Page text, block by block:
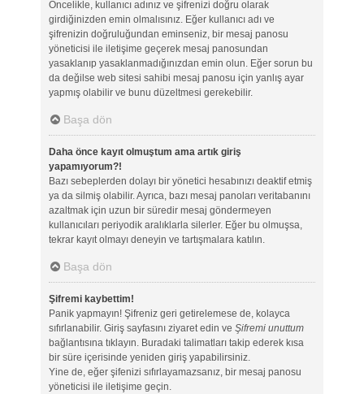
Öncelikle, kullanıcı adınız ve şifrenizi doğru olarak
girdiğinizden emin olmalısınız. Eğer kullanıcı adı ve
şifrenizin doğruluğundan eminseniz, bir mesaj panosu
yöneticisi ile iletişime geçerek mesaj panosundan
yasaklanıp yasaklanmadığınızdan emin olun. Eğer sorun bu
da değilse web sitesi sahibi mesaj panosu için yanlış ayar
yapmış olabilir ve bunu düzeltmesi gerekebilir.
Başa dön
Daha önce kayıt olmuştum ama artık giriş
yapamıyorum?!
Bazı sebeplerden dolayı bir yönetici hesabınızı deaktif etmiş
ya da silmiş olabilir. Ayrıca, bazı mesaj panoları veritabanını
azaltmak için uzun bir süredir mesaj göndermeyen
kullanıcıları periyodik aralıklarla silerler. Eğer bu olmuşsa,
tekrar kayıt olmayı deneyin ve tartışmalara katılın.
Başa dön
Şifremi kaybettim!
Panik yapmayın! Şifreniz geri getirelemese de, kolayca
sıfırlanabilir. Giriş sayfasını ziyaret edin ve Şifremi unuttum
bağlantısına tıklayın. Buradaki talimatları takip ederek kısa
bir süre içerisinde yeniden giriş yapabilirsiniz.
Yine de, eğer şifenizi sıfırlayamazsanız, bir mesaj panosu
yöneticisi ile iletişime geçin.